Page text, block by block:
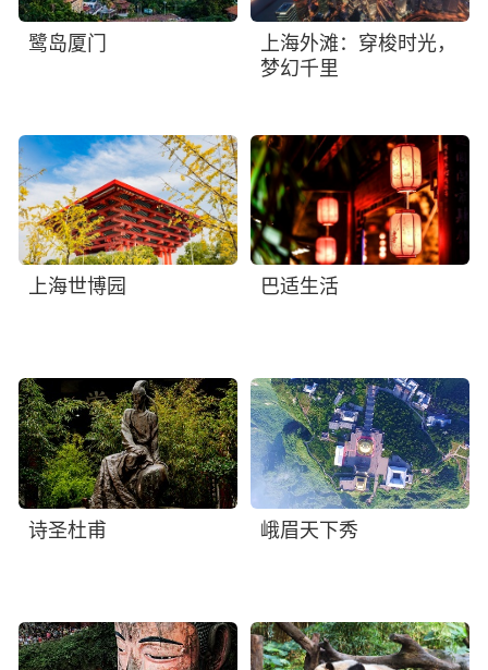
鹭岛厦门
上海外滩：穿梭时光，
梦幻千里
上海世博园 巴适生活
诗圣杜甫 峨眉天下秀